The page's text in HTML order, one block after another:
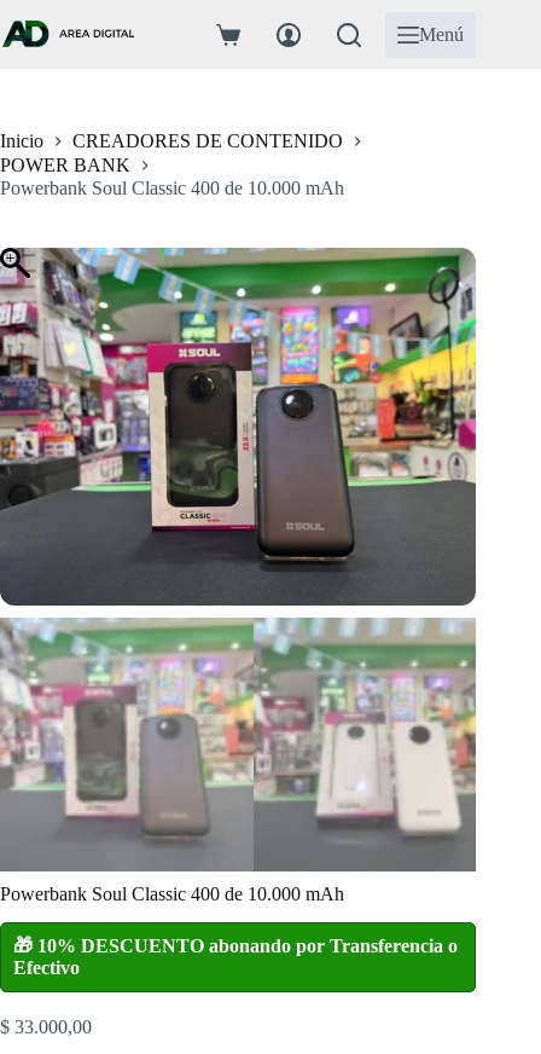
al
contenido
Carro
Menú
Inicio
CREADORES DE CONTENIDO
POWER BANK
Powerbank Soul Classic 400 de 10.000 mAh
Powerbank Soul Classic 400 de 10.000 mAh
🎁 10% DESCUENTO abonando por Transferencia o
Efectivo
$ 33.000,00